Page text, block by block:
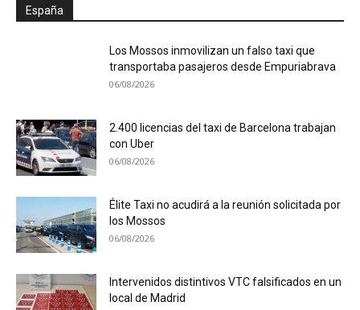
España
Los Mossos inmovilizan un falso taxi que
transportaba pasajeros desde Empuriabrava
06/08/2026
2.400 licencias del taxi de Barcelona trabajan
con Uber
06/08/2026
Élite Taxi no acudirá a la reunión solicitada por
los Mossos
06/08/2026
Intervenidos distintivos VTC falsificados en un
local de Madrid